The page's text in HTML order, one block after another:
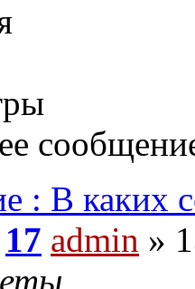
: В каких
17 admin »